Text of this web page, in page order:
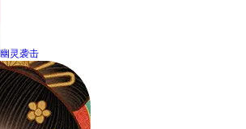
幽灵袭击